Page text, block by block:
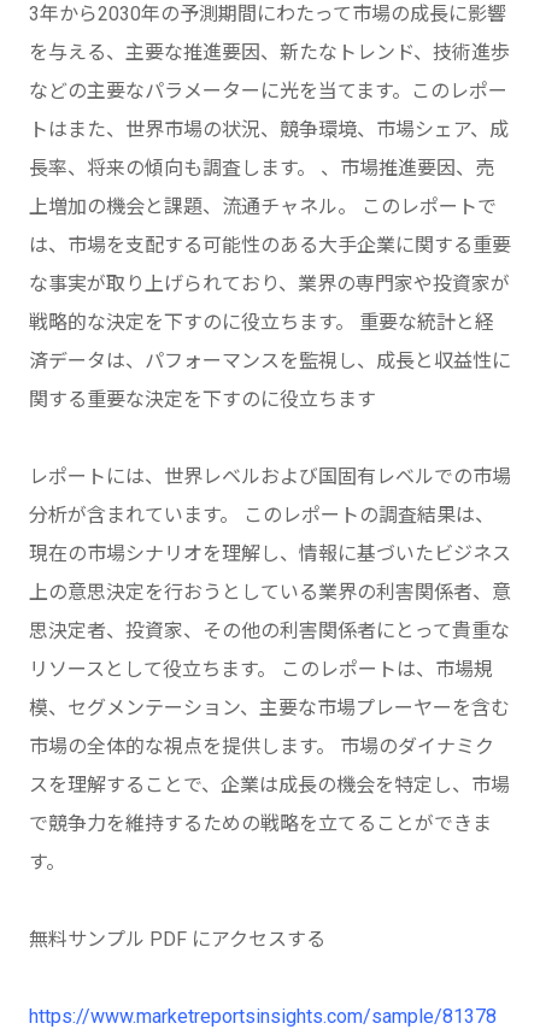
3年から2030年の予測期間にわたって市場の成長に影響
を与える、主要な推進要因、新たなトレンド、技術進歩
などの主要なパラメーターに光を当てます。このレポー
トはまた、世界市場の状況、競争環境、市場シェア、成
長率、将来の傾向も調査します。 、市場推進要因、売
上増加の機会と課題、流通チャネル。 このレポートで
は、市場を支配する可能性のある大手企業に関する重要
な事実が取り上げられており、業界の専門家や投資家が
戦略的な決定を下すのに役立ちます。 重要な統計と経
済データは、パフォーマンスを監視し、成長と収益性に
関する重要な決定を下すのに役立ちます
レポートには、世界レベルおよび国固有レベルでの市場
分析が含まれています。 このレポートの調査結果は、
現在の市場シナリオを理解し、情報に基づいたビジネス
上の意思決定を行おうとしている業界の利害関係者、意
思決定者、投資家、その他の利害関係者にとって貴重な
リソースとして役立ちます。 このレポートは、市場規
模、セグメンテーション、主要な市場プレーヤーを含む
市場の全体的な視点を提供します。 市場のダイナミク
スを理解することで、企業は成長の機会を特定し、市場
で競争力を維持するための戦略を立てることができま
す。
無料サンプル PDF にアクセスする
https://www.marketreportsinsights.com/sample/81378